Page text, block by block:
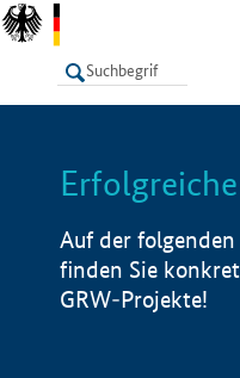
LISTE
Auf der
finden Sie
GRW-Projekte!